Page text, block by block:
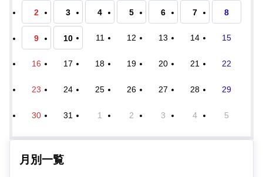
2 3 4 5 6 7 8
9 10 11 12 13 14 15
16 17 18 19 20 21 22
23 24 25 26 27 28 29
30 31 1 2 3 4 5
月別一覧